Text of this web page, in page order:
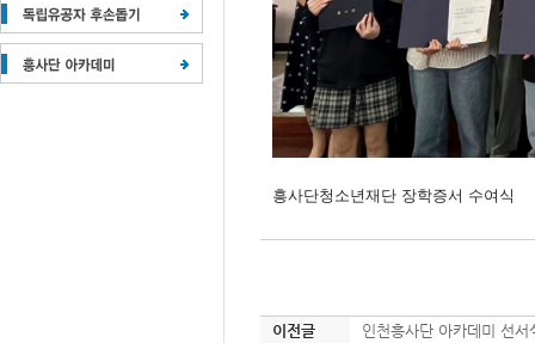
흥사단청소년재단 장학증서 수여식
이전글 인천흥사단 아카데미 선서